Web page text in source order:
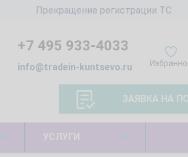
Прекращение регистрации ТС
+7 495 933-4033
info@tradein-kuntsevo.ru
ЗАЯВКА НА
УСЛУГИ